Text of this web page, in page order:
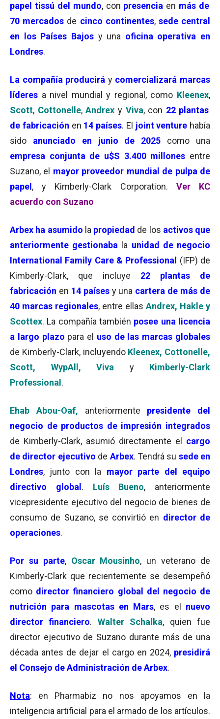
papel tissú del mundo, con presencia en más de
70 mercados de cinco continentes, sede central
en los Países Bajos y una oficina operativa en
Londres.
La compañía producirá ycomercializará marcas
líderes a nivel mundial y regional, como Kleenex,
Scott, Cottonelle,Andrex yViva, con 22 plantas
de fabricación en 14 países. El joint venture había
sido anunciado en junio de 2025
como una
empresa conjunta de u$S 3.400 millones entre
Suzano, el mayor proveedor mundial de pulpa de
papel , y Kimberly-Clark Corporation. Ver KC
acuerdo con Suzano
Arbex ha asumido la propiedad de los activos que
anteriormente gestionaba la unidad de negocio
International Family Care & Professional
(IFP) de
Kimberly-Clark, que incluye 22 plantas de
fabricación en 14 países y una cartera de más de
40 marcas regionales, entre ellas Andrex, Hakle y
Scottex. La compañía también posee una licencia
a largo plazo para el uso de las marcas globales
de Kimberly-Clark, incluyendo Kleenex, Cottonelle,
Scott, WypAll, Viva y Kimberly-Clark
Professional .
Ehab Abou-Oaf, anteriormente presidente del
negocio de productos de impresión integrados
de Kimberly-Clark, asumió directamente el
cargo
de director ejecutivo de Arbex. Tendrá su sede en
Londres, junto con la mayor parte del equipo
directivo global . Luís Bueno, anteriormente
vicepresidente ejecutivo del negocio de bienes de
consumo de Suzano, se convirtió en director de
operaciones.
Por su parte, Oscar Mousinho, un veterano de
Kimberly-Clark que recientemente se desempeñó
como director financiero global del negocio de
nutrición para mascotas en Mars, es el nuevo
director financiero. Walter Schalka, quien fue
director ejecutivo de Suzano durante más de una
década antes de dejar el cargo en 2024,presidirá
el Consejo de Administración de Arbex.
Nota: en Pharmabiz no nos apoyamos en la
inteligencia artificial para el armado de los artículos.